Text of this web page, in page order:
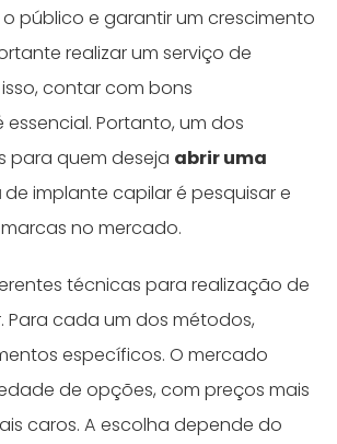
público e garantir um crescimento
realizar um serviço de
contar com bons
Portanto, um dos
para quem deseja abrir uma
de implante capilar é pesquisar e
no mercado.
técnicas para realização de
Para cada um dos métodos,
específicos. O mercado
de opções, com preços mais
caros. A escolha depende do